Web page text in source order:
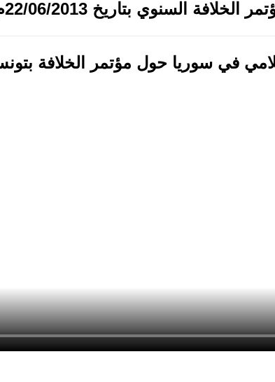
السنوي بتاريخ 22/06/2013م
في سوريا حول مؤتمر الخلافة بتونس